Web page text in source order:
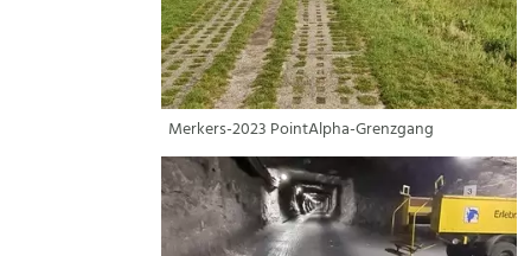
Merkers-2023 PointAlpha-Grenzgang